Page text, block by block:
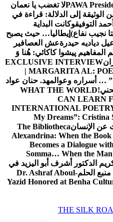
PAWAلا تغضب يا نعمان
الوثيقة إلى الدلالة: قراءة في
التوفيقوكانت البداية
نجيب نفاع) إيطاليا… حيث يصبح
دياديه حيدرةعش العصافير
المفاهيم پیشوا کاکائي: هُنا وَ
EXCLUSIVE INTERVIEW
| MARGARITA AL:
… أسراره وعوالمهد. حنان عواد
WHAT THE WORLD
CAN LEARN
INTERNATIONAL
My Dreams”: Cristina
عن الإنسانThe Bibliotheca
Alexandrina: When the
Becomes a Dialogue
Somma… When the
الدكتور أشرف أبو اليزيد في
الحلمDr. Ashraf Aboul-
Yazid Honored at Benha